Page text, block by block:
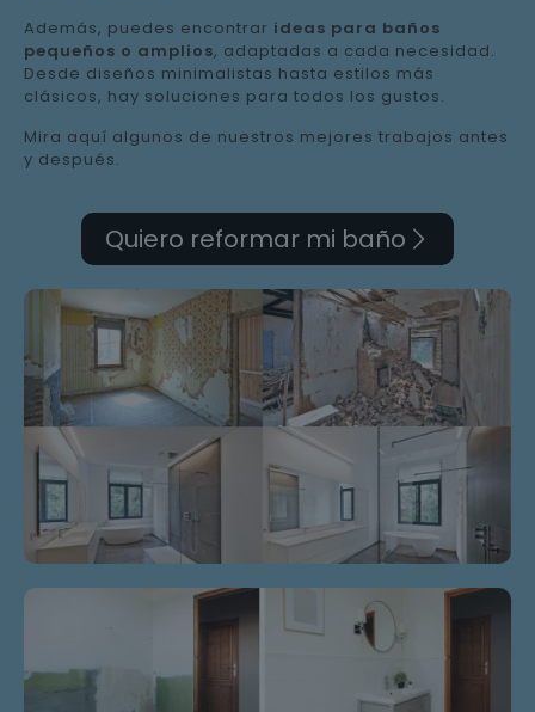
Además, puedes encontrar ideas para baños
pequeños o amplios, adaptadas a cada necesidad.
Desde diseños minimalistas hasta estilos más
clásicos, hay soluciones para todos los gustos.
Mira aquí algunos de nuestros mejores trabajos antes
y después.
Quiero reformar mi baño